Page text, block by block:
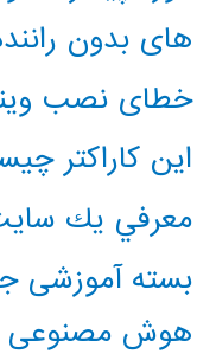
های بدون
خطای نصب
این کاراکتر چیست؟
معرفي يك
بسته آموزشی
هوش مصنوعی